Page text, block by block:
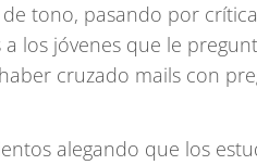
tono, pasando por
los jóvenes que le
cruzado mails con
alegando que los